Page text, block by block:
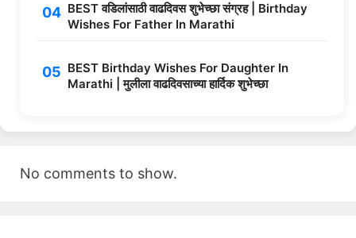
BEST वडिलांसाठी वाढदिवस शुभेच्छा संग्रह | Birthday
Wishes For Father In Marathi
BEST Birthday Wishes For Daughter In
Marathi | मुलीला वाढदिवसाच्या हार्दिक शुभेच्छा
No comments to show.